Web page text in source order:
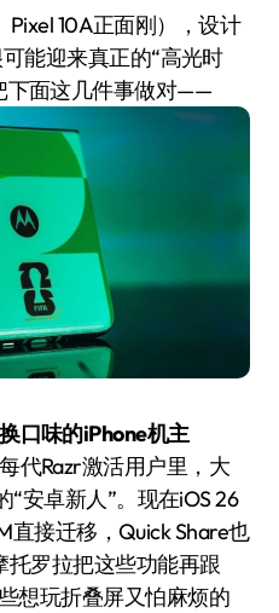
Pixel 10A正面刚），设计
能迎来真正的“高光时
下面这几件事做对——
口味的iPhone机主
代Razr激活用户里，大
“安卓新人”。现在iOS 26
直接迁移，Quick Share也
罗拉把这些功能再跟
想玩折叠屏又怕麻烦的